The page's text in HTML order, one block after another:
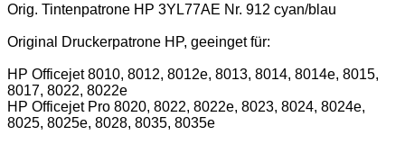
Orig. Tintenpatrone HP 3YL77AE Nr. 912 cyan/blau
Original Druckerpatrone HP, geeinget für:
HP Officejet 8010, 8012, 8012e, 8013, 8014, 8014e, 8015,
8017, 8022, 8022e
HP Officejet Pro 8020, 8022, 8022e, 8023, 8024, 8024e,
8025, 8025e, 8028, 8035, 8035e